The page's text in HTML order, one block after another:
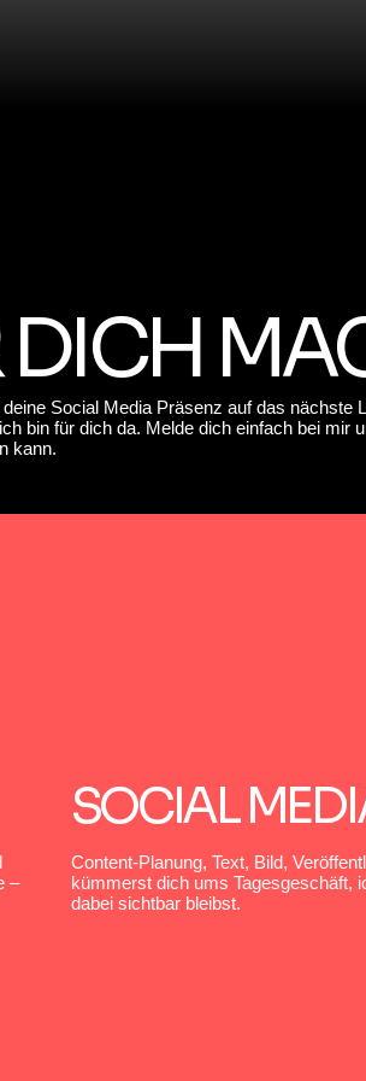
deine Social Media Präsenz auf das nächste
bin für dich da. Melde dich einfach bei mir
kann.
–
Content-Planung, Text, Bild,
kümmerst dich ums Tagesgeschäft,
dabei sichtbar bleibst.
SOCIAL